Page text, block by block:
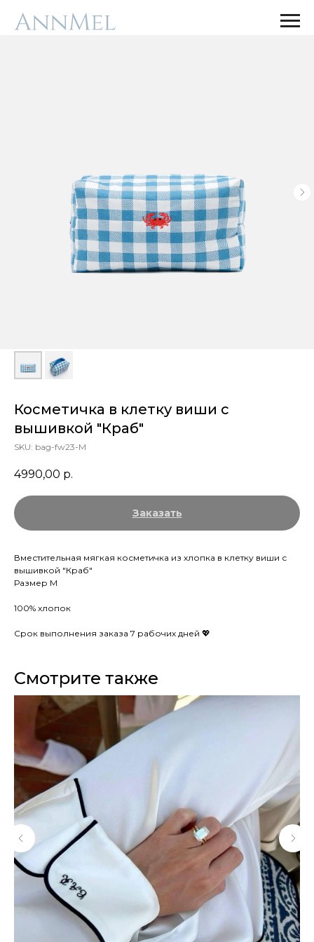
Косметичка в клетку виши с
вышивкой "Краб"
SKU: bag-fw23-M
4990,00 р.
Заказать
Вместительная мягкая косметичка из хлопка в клетку виши с
вышивкой "Краб"
Размер M
100% хлопок
Срок выполнения заказа 7 рабочих дней 💖
Смотрите также